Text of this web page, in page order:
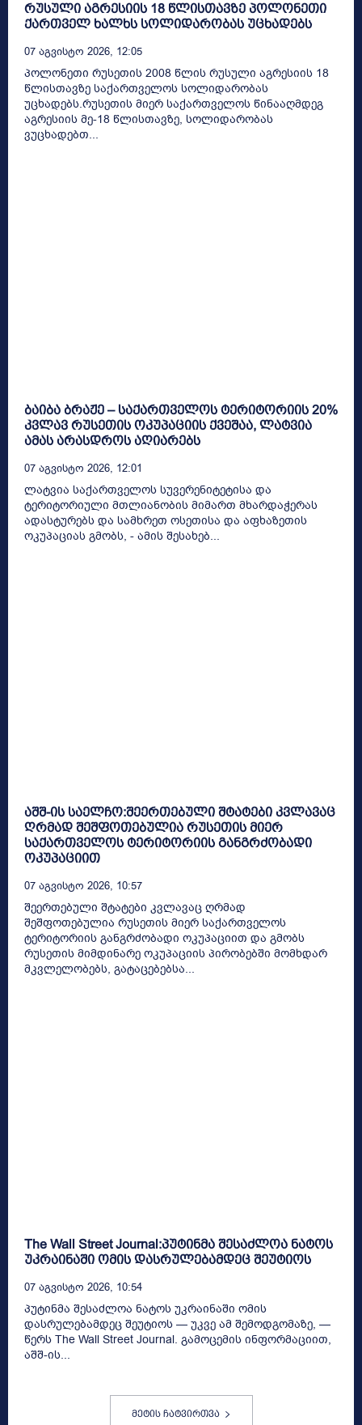
რუსული აგრესიის 18 წლისთავზე პოლონეთი
ქართველ ხალხს სოლიდარობას უცხადებს
07 Აგვისტო 2026, 12:05
პოლონეთი რუსეთის 2008 წლის რუსული აგრესიის 18
წლისთავზე საქართველოს სოლიდარობას
უცხადებს.რუსეთის მიერ საქართველოს წინააღმდეგ
აგრესიის მე-18 წლისთავზე, სოლიდარობას
ვუცხადებთ...
ბაიბა ბრაჟე – საქართველოს ტერიტორიის 20%
კვლავ რუსეთის ოკუპაციის ქვეშაა, ლატვია
ამას არასდროს აღიარებს
07 Აგვისტო 2026, 12:01
ლატვია საქართველოს სუვერენიტეტისა და
ტერიტორიული მთლიანობის მიმართ მხარდაჭერას
ადასტურებს და სამხრეთ ოსეთისა და აფხაზეთის
ოკუპაციას გმობს, - ამის შესახებ...
აშშ-ის საელჩო:შეერთებული შტატები კვლავაც
ღრმად შეშფოთებულია რუსეთის მიერ
საქართველოს ტერიტორიის განგრძობადი
ოკუპაციით
07 Აგვისტო 2026, 10:57
შეერთებული შტატები კვლავაც ღრმად
შეშფოთებულია რუსეთის მიერ საქართველოს
ტერიტორიის განგრძობადი ოკუპაციით და გმობს
რუსეთის მიმდინარე ოკუპაციის პირობებში მომხდარ
მკვლელობებს, გატაცებებსა...
The Wall Street Journal:პუტინმა შესაძლოა ნატოს
უკრაინაში ომის დასრულებამდეც შეუტიოს
07 Აგვისტო 2026, 10:54
პუტინმა შესაძლოა ნატოს უკრაინაში ომის
დასრულებამდეც შეუტიოს — უკვე ამ შემოდგომაზე, —
წერს The Wall Street Journal. გამოცემის ინფორმაციით,
აშშ-ის...
მეტის ჩატვირთვა